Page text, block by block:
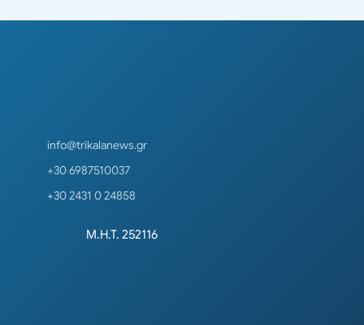
info@trikalanews.gr
+30 6987510037
+30 2431 0 24858
Μ.Η.Τ. 252116